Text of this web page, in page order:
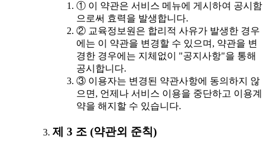
① 이 약관은 서비스 메뉴에 게시하여 공시함
으로써 효력을 발생합니다.
② 교육정보원은 합리적 사유가 발생한 경우
에는 이 약관을 변경할 수 있으며, 약관을 변
경한 경우에는 지체없이 "공지사항"을 통해
공시합니다.
③ 이용자는 변경된 약관사항에 동의하지 않
으면, 언제나 서비스 이용을 중단하고 이용계
약을 해지할 수 있습니다.
제 3 조 (약관외 준칙)